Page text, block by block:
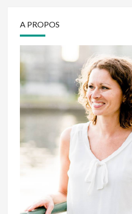
A PROPOS